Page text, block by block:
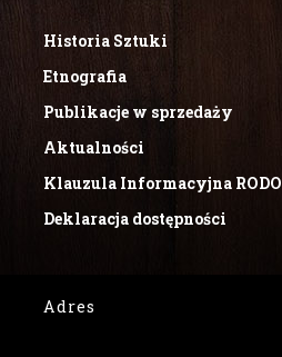
Historia Sztuki
Etnografia
Publikacje w sprzedaży
Aktualności
Klauzula Informacyjna RODO
Deklaracja dostępności
Adres